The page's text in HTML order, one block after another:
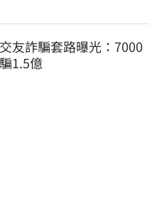
友詐騙套路曝光：7000
1.5億